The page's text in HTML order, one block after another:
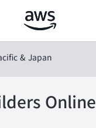
& Japan
Online